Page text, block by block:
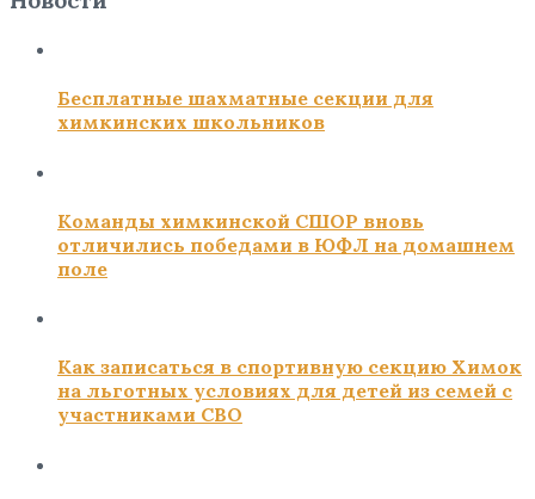
Бесплатные шахматные секции для
химкинских школьников
Команды химкинской СШОР вновь
отличились победами в ЮФЛ на домашнем
поле
Как записаться в спортивную секцию Химок
на льготных условиях для детей из семей с
участниками СВО